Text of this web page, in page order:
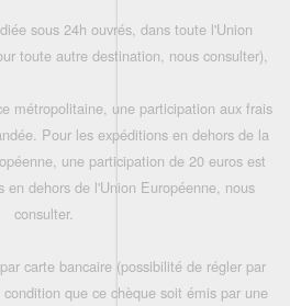
sous 24h ouvrés, dans toute l'Union
toute autre destination, nous consulter),
métropolitaine, une participation aux frais
Pour les expéditions en dehors de la
une participation de 20 euros est
en dehors de l'Union Européenne, nous
consulter.
carte bancaire (possibilité de régler par
que ce chèque soit émis par une